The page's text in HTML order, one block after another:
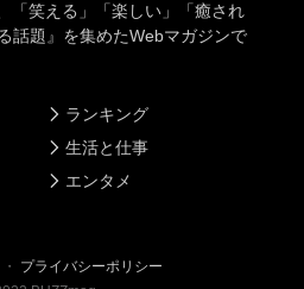
「笑える」「楽しい」「癒され
話題』を集めたWebマガジンで
ランキング
生活と仕事
エンタメ
・ プライバシーポリシー